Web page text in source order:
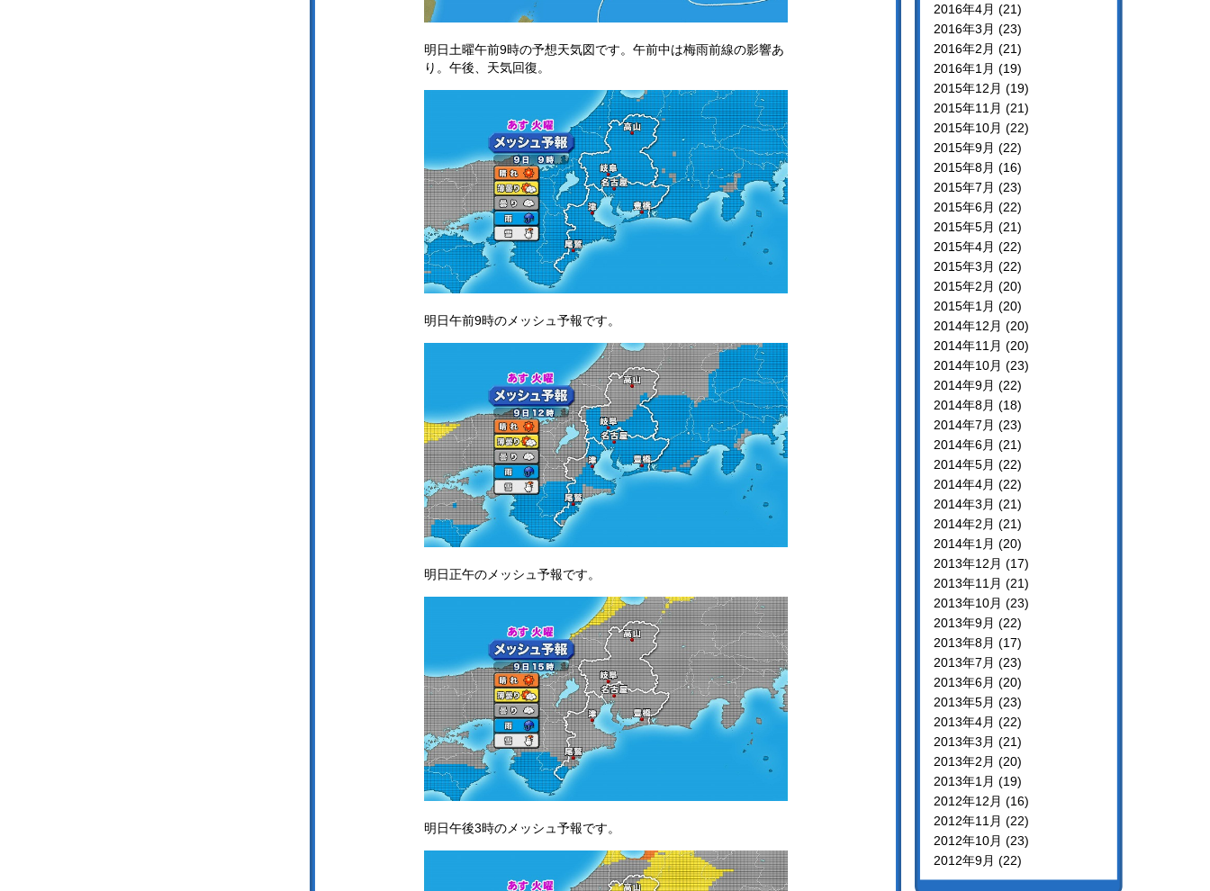
明日土曜午前9時の予想天気図です。午前中は梅雨前線の影響あ
り。午後、天気回復。
明日午前9時のメッシュ予報です。
明日正午のメッシュ予報です。
明日午後3時のメッシュ予報です。
2016年4月 (21)
2016年3月 (23)
2016年2月 (21)
2016年1月 (19)
2015年12月 (19)
2015年11月 (21)
2015年10月 (22)
2015年9月 (22)
2015年8月 (16)
2015年7月 (23)
2015年6月 (22)
2015年5月 (21)
2015年4月 (22)
2015年3月 (22)
2015年2月 (20)
2015年1月 (20)
2014年12月 (20)
2014年11月 (20)
2014年10月 (23)
2014年9月 (22)
2014年8月 (18)
2014年7月 (23)
2014年6月 (21)
2014年5月 (22)
2014年4月 (22)
2014年3月 (21)
2014年2月 (21)
2014年1月 (20)
2013年12月 (17)
2013年11月 (21)
2013年10月 (23)
2013年9月 (22)
2013年8月 (17)
2013年7月 (23)
2013年6月 (20)
2013年5月 (23)
2013年4月 (22)
2013年3月 (21)
2013年2月 (20)
2013年1月 (19)
2012年12月 (16)
2012年11月 (22)
2012年10月 (23)
2012年9月 (22)